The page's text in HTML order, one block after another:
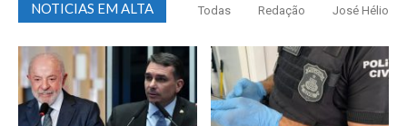
NOTICIAS EM ALTA Todas Redação José Hélio